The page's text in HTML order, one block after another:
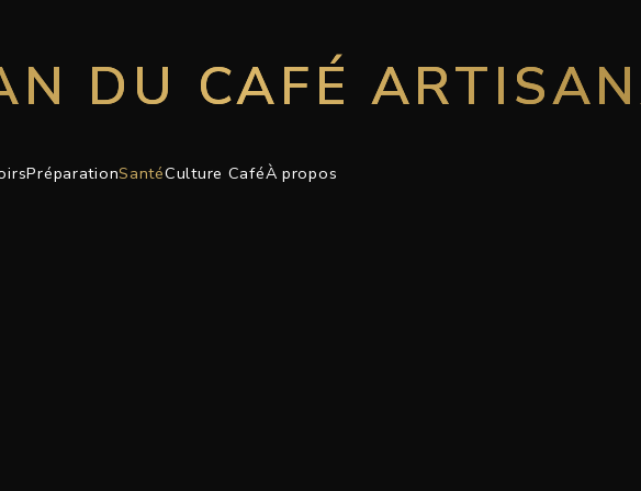
DU CAFÉ
PréparationSantéCulture CaféÀ propos